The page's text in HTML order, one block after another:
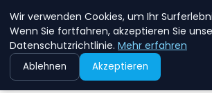
NEW ENERGY
Wir verwenden Cookies, um Ihr
Wenn Sie fortfahren, akzeptieren Sie
Datenschutzrichtlinie. Mehr erfahren
Ablehnen Akzeptieren